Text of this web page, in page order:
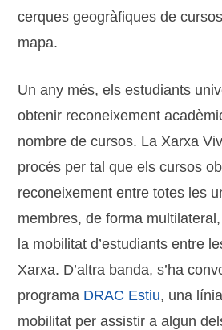
cerques geogràfiques de
mapa.
Un any més, els estudiants
obtenir reconeixement
nombre de cursos. La Xarxa
procés per tal que els cursos
reconeixement entre totes les
membres, de forma
la mobilitat d’estudiants entre
Xarxa. D’altra banda, s’ha
programa DRAC Estiu, una
mobilitat per assistir a algun